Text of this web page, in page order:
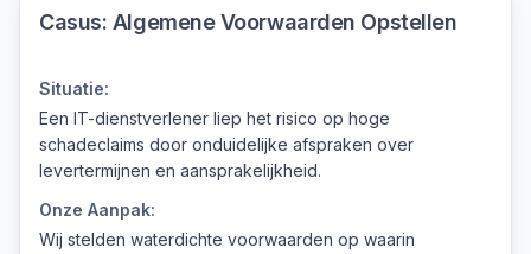
Casus: Algemene Voorwaarden Opstellen
Situatie:
Een IT-dienstverlener liep het risico op hoge
schadeclaims door onduidelijke afspraken over
levertermijnen en aansprakelijkheid.
Onze Aanpak:
Wij stelden waterdichte voorwaarden op waarin